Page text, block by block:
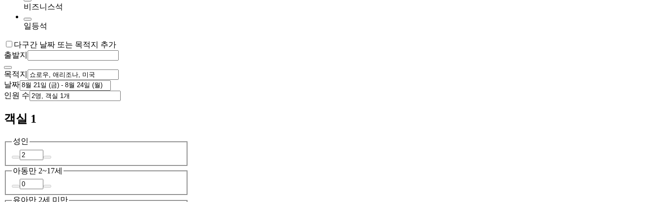
비즈니스석
일등석
다구간 날짜 또는 목적지 추가
출발지
목적지
날짜
인원 수
객실 1
성인
아동만 2~17세
유아만 2세 미만